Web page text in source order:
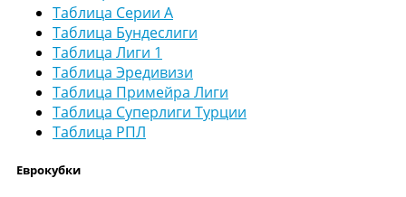
Таблица Серии А
Таблица Бундеслиги
Таблица Лиги 1
Таблица Эредивизи
Таблица Примейра Лиги
Таблица Суперлиги Турции
Таблица РПЛ
Еврокубки